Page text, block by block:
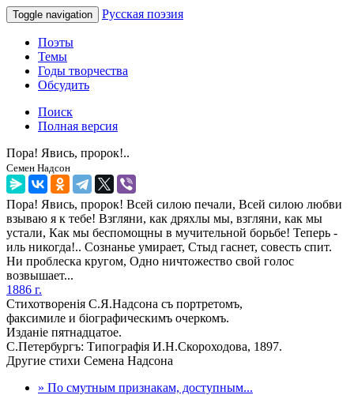
Toggle navigation Русская поэзия
Поэты
Темы
Годы творчества
Обсудить
Поиск
Полная версия
Пора! Явись, пророк!..
Семен Надсон
Пора! Явись, пророк! Всей силою печали, Всей силою любви
взываю я к тебе! Взгляни, как дряхлы мы, взгляни, как мы
устали, Как мы беспомощны в мучительной борьбе! Теперь -
иль никогда!.. Сознанье умирает, Стыд гаснет, совесть спит.
Ни проблеска кругом, Одно ничтожество свой голос
возвышает...
1886 г.
Стихотворенiя С.Я.Надсона съ портретомъ,
факсимиле и бiографическимъ очеркомъ.
Изданiе пятнадцатое.
С.Петербургъ: Типографiя И.Н.Скороходова, 1897.
Другие стихи Семена Надсона
» По смутным признакам, доступным...